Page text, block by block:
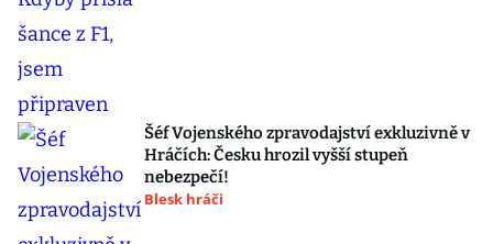
Šéf Vojenského zpravodajství exkluzivně v
Hráčích: Česku hrozil vyšší stupeň
nebezpečí!
Blesk hráči